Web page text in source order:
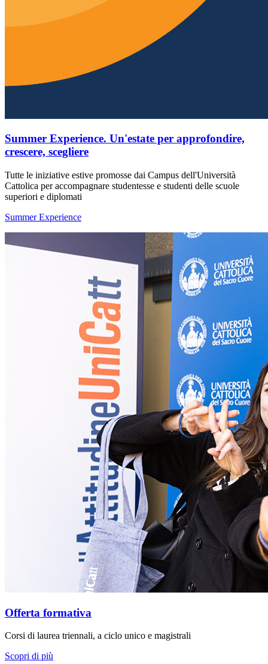
Summer Experience. Un'estate per approfondire,
crescere, scegliere
Tutte le iniziative estive promosse dai Campus dell'Università
Cattolica per accompagnare studentesse e studenti delle scuole
superiori e diplomati
Summer Experience
Offerta formativa
Corsi di laurea triennali, a ciclo unico e magistrali
Scopri di più